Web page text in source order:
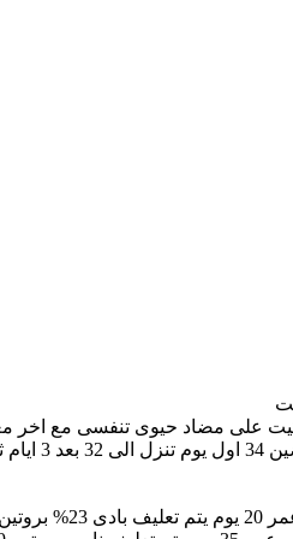
على مضاد حيوى تنفسى مع اخر
درجة مئوية
بروتين